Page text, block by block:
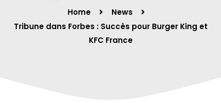
Home
News
Tribune dans Forbes : Succès pour Burger King et
KFC France